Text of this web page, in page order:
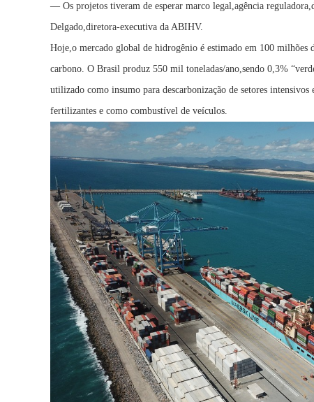
— Os projetos tiveram de esperar marco legal,agência
Delgado,diretora-executiva da ABIHV.
Hoje,o mercado global de hidrogênio é estimado em 100 milhões
carbono. O Brasil produz 550 mil toneladas/ano,sendo 0,3%
utilizado como insumo para descarbonização de setores
fertilizantes e como combustível de veículos.